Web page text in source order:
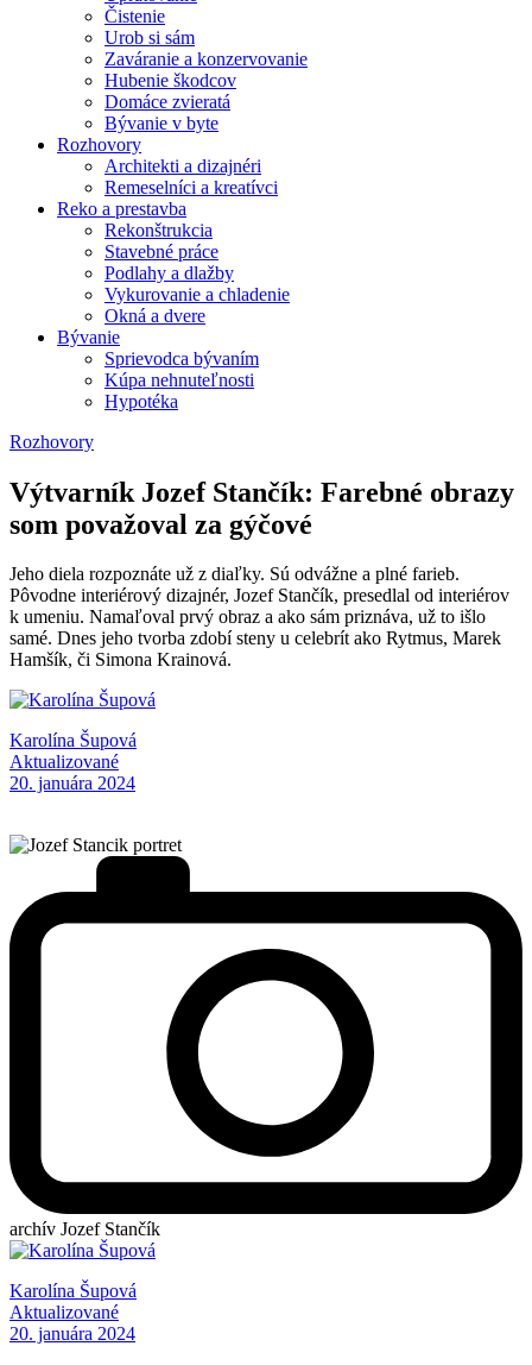
Čistenie
Urob si sám
Zaváranie a konzervovanie
Hubenie škodcov
Domáce zvieratá
Bývanie v byte
Rozhovory
Architekti a dizajnéri
Remeselníci a kreatívci
Reko a prestavba
Rekonštrukcia
Stavebné práce
Podlahy a dlažby
Vykurovanie a chladenie
Okná a dvere
Bývanie
Sprievodca bývaním
Kúpa nehnuteľnosti
Hypotéka
Rozhovory
Výtvarník Jozef Stančík: Farebné obrazy
som považoval za gýčové
Jeho diela rozpoznáte už z diaľky. Sú odvážne a plné farieb.
Pôvodne interiérový dizajnér, Jozef Stančík, presedlal od interiérov
k umeniu. Namaľoval prvý obraz a ako sám priznáva, už to išlo
samé. Dnes jeho tvorba zdobí steny u celebrít ako Rytmus, Marek
Hamšík, či Simona Krainová.
Karolína Šupová
Aktualizované
20. januára 2024
archív Jozef Stančík
Karolína Šupová
Aktualizované
20. januára 2024